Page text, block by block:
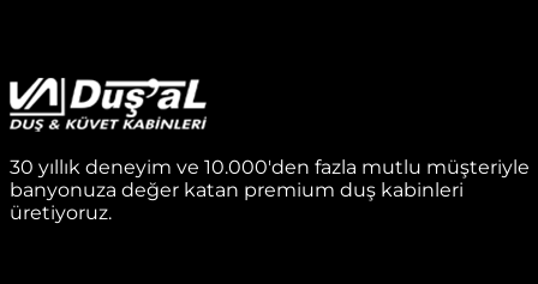
30 yıllık deneyim ve 10.000'den fazla mutlu müşteriyle
banyonuza değer katan premium duş kabinleri
üretiyoruz.